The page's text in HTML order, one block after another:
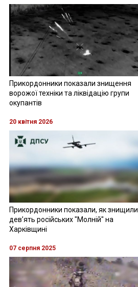
Прикордонники показали знищення
ворожої техніки та ліквідацію групи
окупантів
20 квітня 2026
Прикордонники показали, як знищили
девʼять російських "Молній" на
Харківщині
07 серпня 2025